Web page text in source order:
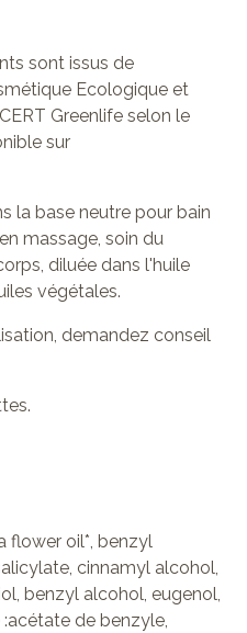
sont issus de
Ecologique et
Greenlife selon le
sur
la base neutre pour bain
massage, soin du
diluée dans l'huile
végétales.
demandez conseil
flower oil*, benzyl
cinnamyl alcohol,
benzyl alcohol, eugenol,
de benzyle,